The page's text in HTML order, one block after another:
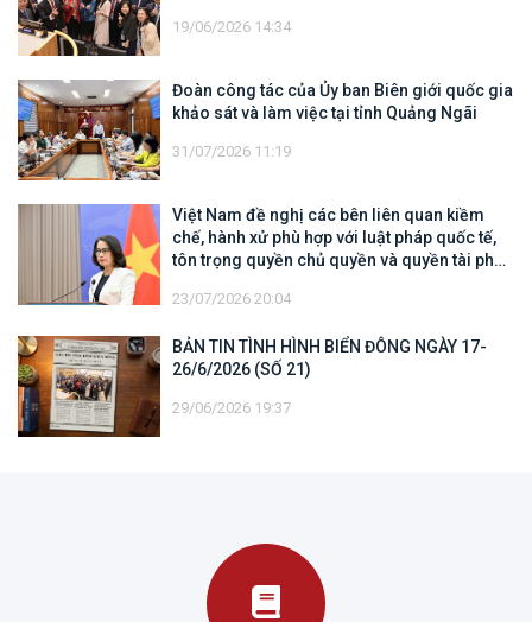
19/06/2026 14:34
Đoàn công tác của Ủy ban Biên giới quốc gia
khảo sát và làm việc tại tỉnh Quảng Ngãi
31/07/2026 11:19
Việt Nam đề nghị các bên liên quan kiềm
chế, hành xử phù hợp với luật pháp quốc tế,
tôn trọng quyền chủ quyền và quyền tài phán
địa của quốc gia ven biển
23/07/2026 20:04
BẢN TIN TÌNH HÌNH BIỂN ĐÔNG NGÀY 17-
26/6/2026 (SỐ 21)
29/06/2026 19:37